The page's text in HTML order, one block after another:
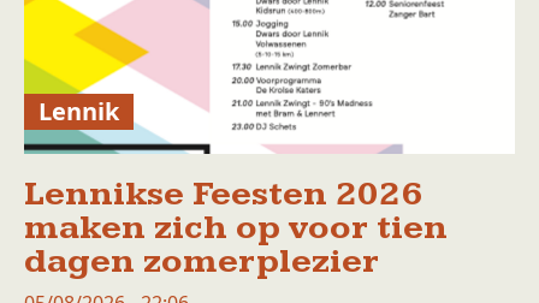
Lennik
Lennikse Feesten 2026
maken zich op voor tien
dagen zomerplezier